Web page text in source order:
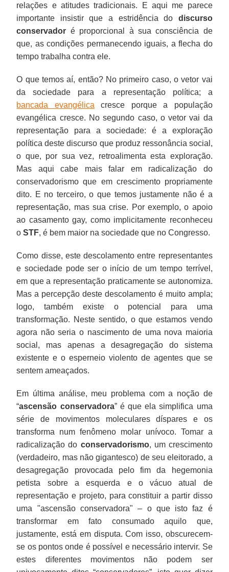
relações e atitudes tradicionais. E aqui me parece
importante insistir que a estridência do discurso
conservador é proporcional à sua consciência de
que, as condições permanecendo iguais, a flecha do
tempo trabalha contra ele.
O que temos aí, então? No primeiro caso, o vetor vai
da sociedade para a representação política; a
bancada evangélica cresce porque a população
evangélica cresce. No segundo caso, o vetor vai da
representação para a sociedade: é a exploração
política deste discurso que produz ressonância social,
o que, por sua vez, retroalimenta esta exploração.
Mas aqui cabe mais falar em radicalização do
conservadorismo que em crescimento propriamente
dito. E no terceiro, o que temos justamente não é a
representação, mas sua crise. Por exemplo, o apoio
ao casamento gay, como implicitamente reconheceu
oSTF, é bem maior na sociedade que no Congresso.
Como disse, este descolamento entre representantes
e sociedade pode ser o início de um tempo terrível,
em que a representação praticamente se autonomiza.
Mas a percepção deste descolamento é muito ampla;
logo, também existe o potencial para uma
transformação. Neste sentido, o que estamos vendo
agora não seria o nascimento de uma nova maioria
social, mas apenas a desagregação do sistema
existente e o esperneio violento de agentes que se
sentem ameaçados.
Em última análise, meu problema com a noção de
“ascensão conservadora” é que ela simplifica uma
série de movimentos moleculares díspares e os
transforma num fenômeno molar unívoco. Tomar a
radicalização do conservadorismo, um crescimento
(verdadeiro, mas não gigantesco) de seu eleitorado, a
desagregação provocada pelo fim da hegemonia
petista sobre a esquerda e o vácuo atual de
representação e projeto, para constituir a partir disso
uma "ascensão conservadora" – o que isto faz é
transformar em fato consumado aquilo que,
justamente, está em disputa. Com isso, obscurecem-
se os pontos onde é possível e necessário intervir. Se
estes diferentes movimentos não podem ser